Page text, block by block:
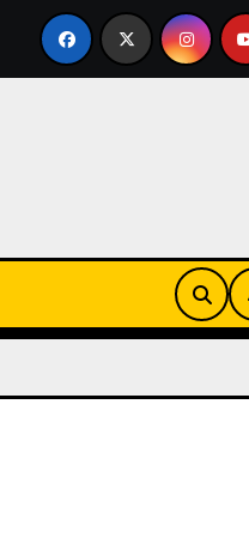
El primer tour de la